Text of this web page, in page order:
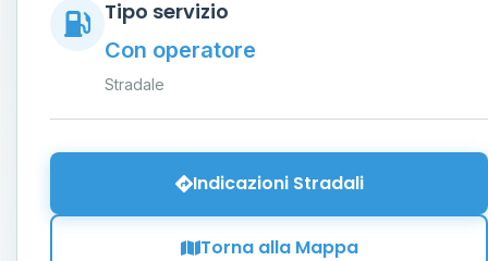
Tipo servizio
Con operatore
Stradale
Indicazioni Stradali
Torna alla Mappa